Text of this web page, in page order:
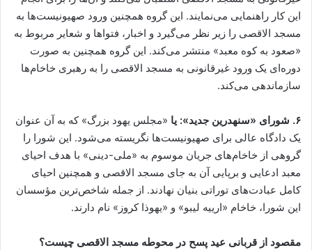
این کار راهنمایی می‌نمایند. این گروه همچنین ورود صهیونیست‌ها به
مسجد الاقصی را زیر نظر می‌گیرد و اخبار، فتواها و شعایر مربوط به
«صعود به کوه معبد» منتشر می‌کند. این گروه همچنین به صورت
دوره‌ای یک ورود غیرقانونی به مسجد الاقصی را به رهبری خاخام‌ها
سازماندهی می‌کند.
۶. شورای «سنهدرین جدید»: یا
«مجلس یهود بزرگ» که به آن عنوان
یک دادگاه عالی برای صهیونیست‌ها نگریسته می‌شود. این شورا را
گروهی از خاخام‌های جریان موسوم به «ملی-دینی» با هدف احیای
معبد ادعایی و برپایی آن به جای مسجد الاقصی و همچنین احیای
کامل عبادت‌های توراتی بنیان نهادند. از جمله شاخص‌ترین مؤسسان
این شورا، خاخام «ارییه لیبو» و «یهوذا کروز» نام دارند.
مقصود از قربانی عید پسح در محوطه مسجد الاقصی چیست؟